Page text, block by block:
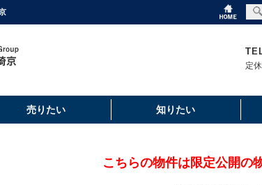
定
売りたい 知りたい
こちらの物件は限定公開の